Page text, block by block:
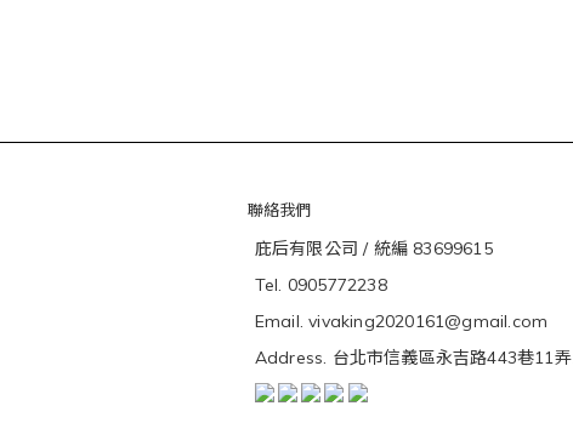
聯絡我們
庇后有限公司 / 統編 83699615
Tel. 0905772238
Email. vivaking2020161@gmail.com
Address. 台北市信義區永吉路443巷11